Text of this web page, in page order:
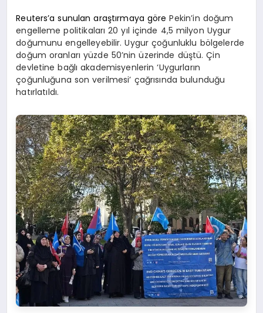
Reuters’a sunulan araştırmaya göre Pekin’in doğum
engelleme politikaları 20 yıl içinde 4,5 milyon Uygur
doğumunu engelleyebilir. Uygur çoğunluklu bölgelerde
doğum oranları yüzde 50’nin üzerinde düştü. Çin
devletine bağlı akademisyenlerin ‘Uygurların
çoğunluğuna son verilmesi’ çağrısında bulunduğu
hatırlatıldı.